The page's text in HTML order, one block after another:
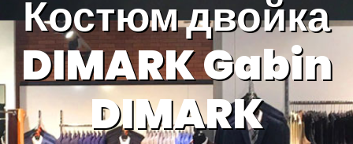
Костюм двойка
DIMARK Gabin
DIMARK